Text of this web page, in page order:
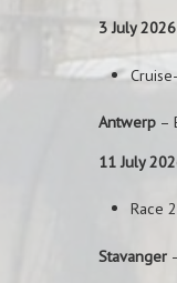
3 July
Antwerp–
11 July
Race
Stavanger